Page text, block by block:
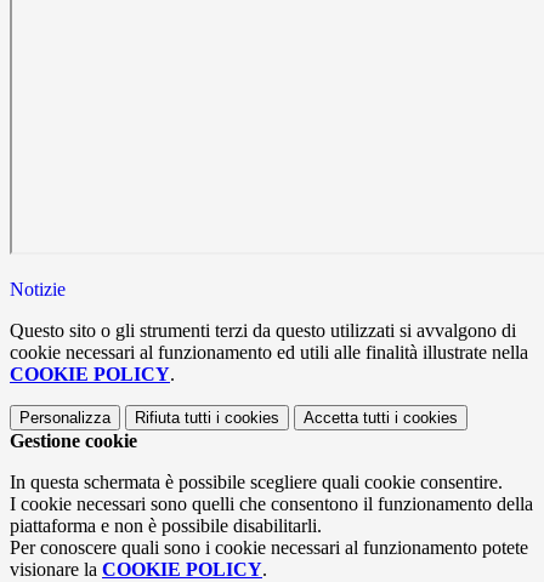
Notizie
Questo sito o gli strumenti terzi da questo utilizzati si avvalgono di
cookie necessari al funzionamento ed utili alle finalità illustrate nella
COOKIE POLICY.
Personalizza Rifiuta tutti i cookies Accetta tutti i cookies
Gestione cookie
In questa schermata è possibile scegliere quali cookie consentire.
I cookie necessari sono quelli che consentono il funzionamento della
piattaforma e non è possibile disabilitarli.
Per conoscere quali sono i cookie necessari al funzionamento potete
visionare la COOKIE POLICY.